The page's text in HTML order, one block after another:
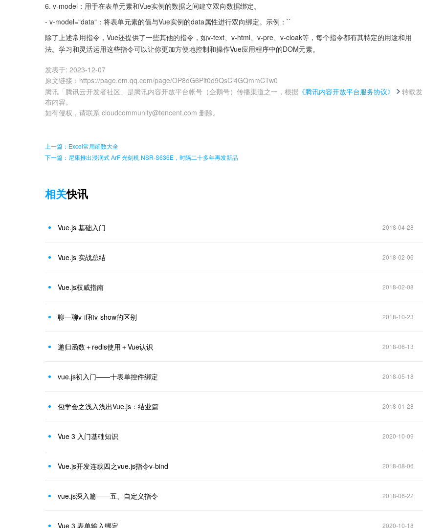
6. v-model：用于在表单元素和Vue实例的数据之间建立双向数据绑定。
- v-model="data"：将表单元素的值与Vue实例的data属性进行双向绑定。示例：``
除了上述常用指令，Vue还提供了一些其他的指令，如v-text、v-html、v-pre、v-cloak等，每个指令都有其特定的用途和用
法。学习和灵活运用这些指令可以让你更加方便地控制和操作Vue应用程序中的DOM元素。
发表于: 2023-12-07
原文链接 ： https://page.om.qq.com/page/OP8dG6Pif0d9QsCl4GQmmCTw0
腾讯「腾讯云开发者社区」是腾讯内容开放平台帐号（企鹅号）传播渠道之一，根据 《腾讯内容开放平台服务协议》
转载发
布内容。
如有侵权，请联系 cloudcommunity@tencent.com 删除。
上一篇：Excel常用函数大全
下一篇：尼康推出浸润式 ArF 光刻机 NSR-S636E，时隔二十多年再发新品
相关快讯
Vue.js 基础入门 2018-04-28
Vue.js 实战总结 2018-02-06
Vue.js权威指南 2018-02-08
聊一聊v-if和v-show的区别 2018-10-23
递归函数＋redis使用＋Vue认识 2018-06-13
vue.js初入门——十表单控件绑定 2018-05-18
包学会之浅入浅出Vue.js：结业篇 2018-01-28
Vue 3 入门基础知识 2020-10-09
Vue.js开发连载四之vue.js指令v-bind 2018-08-06
vue.js深入篇——五、自定义指令 2018-06-22
Vue 3 表单输入绑定 2020-10-18